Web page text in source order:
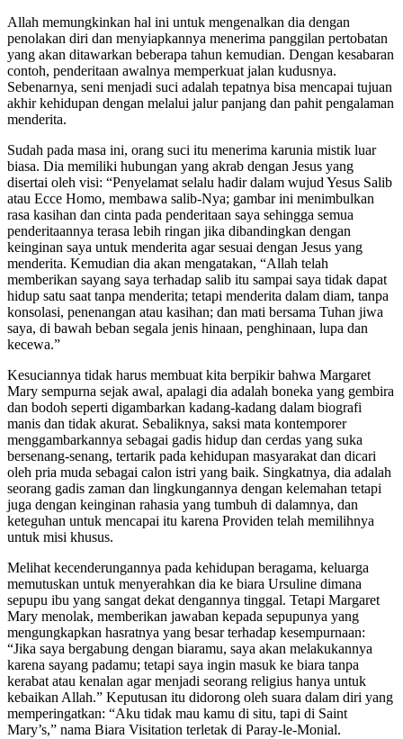
Allah memungkinkan hal ini untuk mengenalkan dia dengan
penolakan diri dan menyiapkannya menerima panggilan pertobatan
yang akan ditawarkan beberapa tahun kemudian. Dengan kesabaran
contoh, penderitaan awalnya memperkuat jalan kudusnya.
Sebenarnya, seni menjadi suci adalah tepatnya bisa mencapai tujuan
akhir kehidupan dengan melalui jalur panjang dan pahit pengalaman
menderita.
Sudah pada masa ini, orang suci itu menerima karunia mistik luar
biasa. Dia memiliki hubungan yang akrab dengan Jesus yang
disertai oleh visi: “Penyelamat selalu hadir dalam wujud Yesus Salib
atau Ecce Homo, membawa salib-Nya; gambar ini menimbulkan
rasa kasihan dan cinta pada penderitaan saya sehingga semua
penderitaannya terasa lebih ringan jika dibandingkan dengan
keinginan saya untuk menderita agar sesuai dengan Jesus yang
menderita. Kemudian dia akan mengatakan, “Allah telah
memberikan sayang saya terhadap salib itu sampai saya tidak dapat
hidup satu saat tanpa menderita; tetapi menderita dalam diam, tanpa
konsolasi, penenangan atau kasihan; dan mati bersama Tuhan jiwa
saya, di bawah beban segala jenis hinaan, penghinaan, lupa dan
kecewa.”
Kesuciannya tidak harus membuat kita berpikir bahwa Margaret
Mary sempurna sejak awal, apalagi dia adalah boneka yang gembira
dan bodoh seperti digambarkan kadang-kadang dalam biografi
manis dan tidak akurat. Sebaliknya, saksi mata kontemporer
menggambarkannya sebagai gadis hidup dan cerdas yang suka
bersenang-senang, tertarik pada kehidupan masyarakat dan dicari
oleh pria muda sebagai calon istri yang baik. Singkatnya, dia adalah
seorang gadis zaman dan lingkungannya dengan kelemahan tetapi
juga dengan keinginan rahasia yang tumbuh di dalamnya, dan
keteguhan untuk mencapai itu karena Providen telah memilihnya
untuk misi khusus.
Melihat kecenderungannya pada kehidupan beragama, keluarga
memutuskan untuk menyerahkan dia ke biara Ursuline dimana
sepupu ibu yang sangat dekat dengannya tinggal. Tetapi Margaret
Mary menolak, memberikan jawaban kepada sepupunya yang
mengungkapkan hasratnya yang besar terhadap kesempurnaan:
“Jika saya bergabung dengan biaramu, saya akan melakukannya
karena sayang padamu; tetapi saya ingin masuk ke biara tanpa
kerabat atau kenalan agar menjadi seorang religius hanya untuk
kebaikan Allah.” Keputusan itu didorong oleh suara dalam diri yang
memperingatkan: “Aku tidak mau kamu di situ, tapi di Saint
Mary’s,” nama Biara Visitation terletak di Paray-le-Monial.